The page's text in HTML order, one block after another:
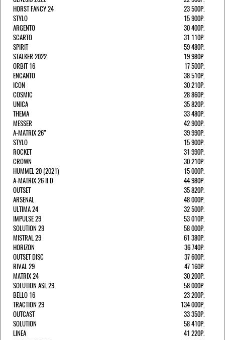
HORST FANCY 24
23 500Р.
STYLO
15 900Р.
ARGENTO
30 400Р.
SCARTO
31 110Р.
SPIRIT
59 480Р.
STALKER 2022
19 980Р.
ORBIT 16
17 500Р.
ENCANTO
38 510Р.
ICON
30 210Р.
COSMIC
28 860Р.
UNICA
35 820Р.
THEMA
33 480Р.
MESSER
42 900Р.
A-MATRIX 26"
39 990Р.
STYLO
15 900Р.
ROCKET
31 990Р.
CROWN
30 210Р.
HUMMEL 20 (2021)
15 000Р.
A-MATRIX 26 II D
44 980Р.
OUTSET
35 820Р.
ARSENAL
48 000Р.
ULTIMA 24
32 500Р.
IMPULSE 29
53 010Р.
SOLUTION 29
58 000Р.
MISTRAL 29
61 380Р.
HORIZON
36 740Р.
OUTSET DISC
37 600Р.
RIVAL 29
47 160Р.
MATRIX 24
30 200Р.
SOLUTION ASL 29
58 000Р.
BELLO 16
23 200Р.
TRACTION 29
134 000Р.
OUTCAST
33 350Р.
SOLUTION
58 410Р.
LINEA
41 220Р.